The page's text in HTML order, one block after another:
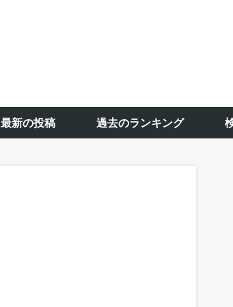
最新の投稿 過去のランキング